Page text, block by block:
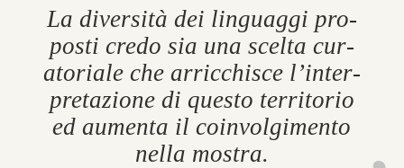
La di­versità dei lin­guaggi pro­
posti credo sia una scelta cur­
at­oriale che ar­ricchisce l’in­ter­
pretazione di questo ter­ritorio
ed aumenta il coin­vol­gi­mento
nella mostra.